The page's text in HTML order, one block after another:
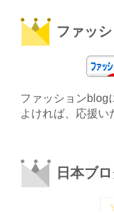
ファッ
ファッションblog
よければ、応援い
日本ブ